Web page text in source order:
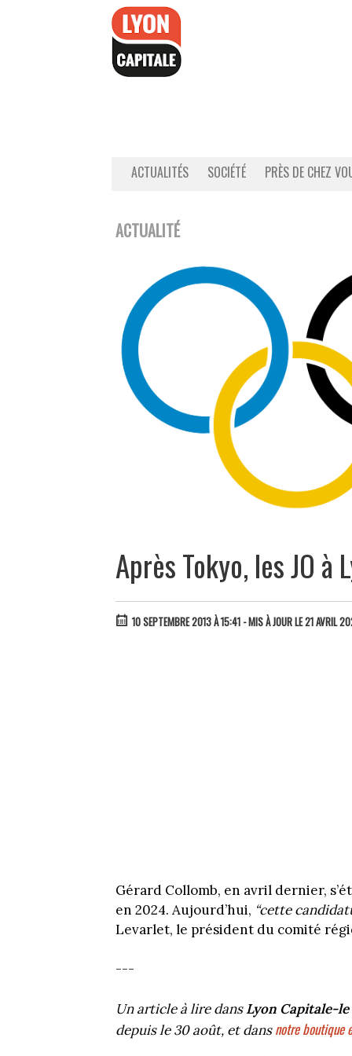
ACTUALITÉS SOCIÉTÉ PRÈS DE CHEZ
ACTUALITÉ
Après Tokyo, les JO à
10 SEPTEMBRE 2013 À 15:41 - MIS À JOUR LE 21 AVRIL
Gérard Collomb, en avril dernier,
en 2024. Aujourd’hui, “cette
Levarlet, le président du comité
---
Un article à lire dansLyon Capitale-
depuis le 30 août, et dansnotre boutique